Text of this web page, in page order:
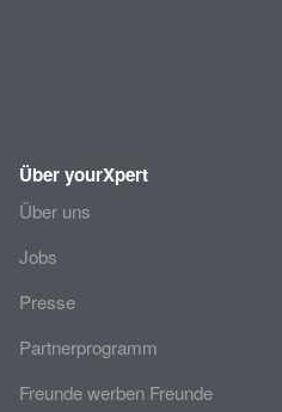
Über yourXpert
Über uns
Jobs
Presse
Partnerprogramm
Freunde werben Freunde